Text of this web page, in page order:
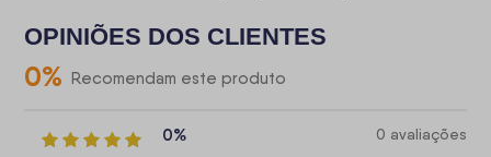
OPINIÕES DOS CLIENTES
0% Recomendam este produto
0% 0 avaliações